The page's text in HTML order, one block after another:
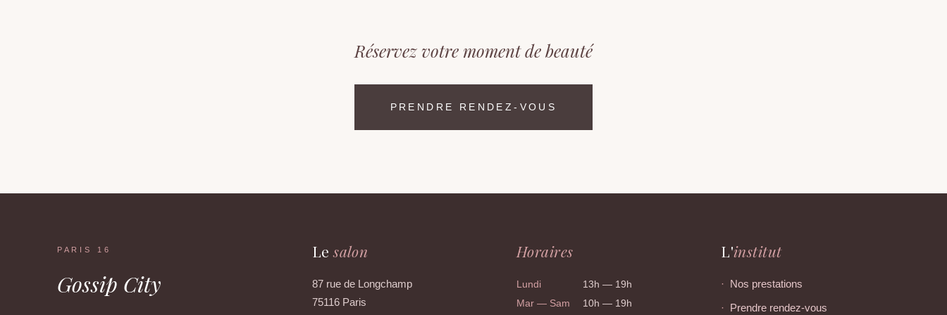
Réservez votre moment de beauté
PRENDRE RENDEZ-VOUS
PARIS 16
Gossip City
Lesalon
87 rue de Longchamp
75116 Paris
Horaires
Lundi
13h — 19h
Mar — Sam
10h — 19h
L'institut
Nos prestations
Prendre rendez-vous